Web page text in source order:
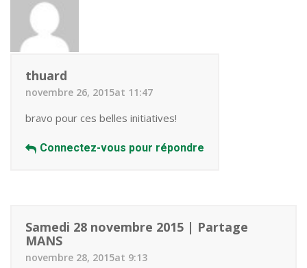
thuard
novembre 26, 2015at 11:47
bravo pour ces belles initiatives!
Connectez-vous pour répondre
Samedi 28 novembre 2015 | Partage
MANS
novembre 28, 2015at 9:13